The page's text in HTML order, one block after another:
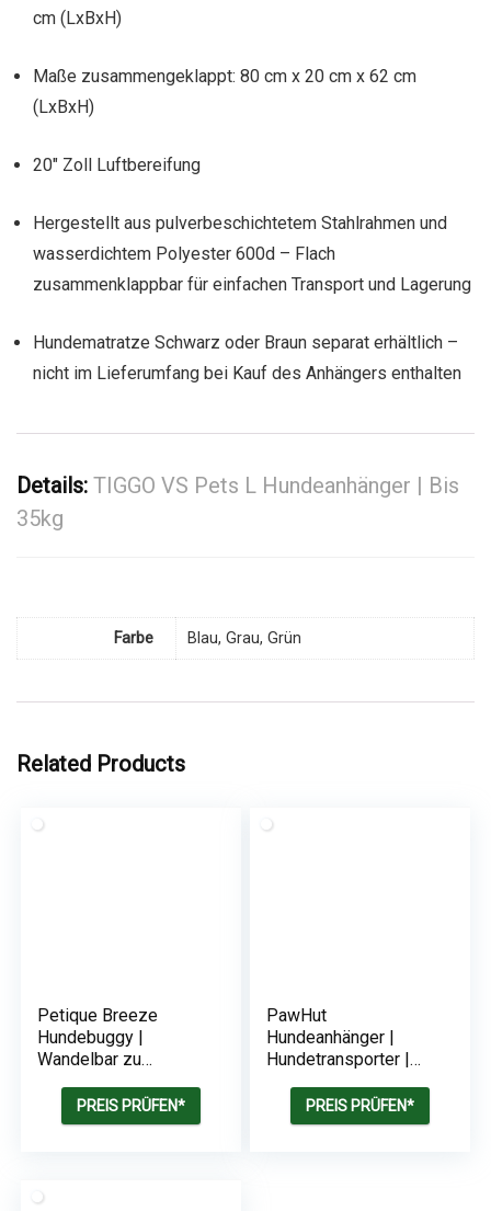
cm (LxBxH)
Maße zusammengeklappt: 80 cm x 20 cm x 62 cm
(LxBxH)
20″ Zoll Luftbereifung
Hergestellt aus pulverbeschichtetem Stahlrahmen und
wasserdichtem Polyester 600d – Flach
zusammenklappbar für einfachen Transport und Lagerung
Hundematratze Schwarz oder Braun separat erhältlich –
nicht im Lieferumfang bei Kauf des Anhängers enthalten
Details: TIGGO VS Pets L Hundeanhänger | Bis
35kg
Farbe Blau, Grau, Grün
Related Products
Petique Breeze
Hundebuggy |
Wandelbar zu
PREIS PRÜFEN*
PawHut
Hundeanhänger |
Hundetransporter |
PREIS PRÜFEN*